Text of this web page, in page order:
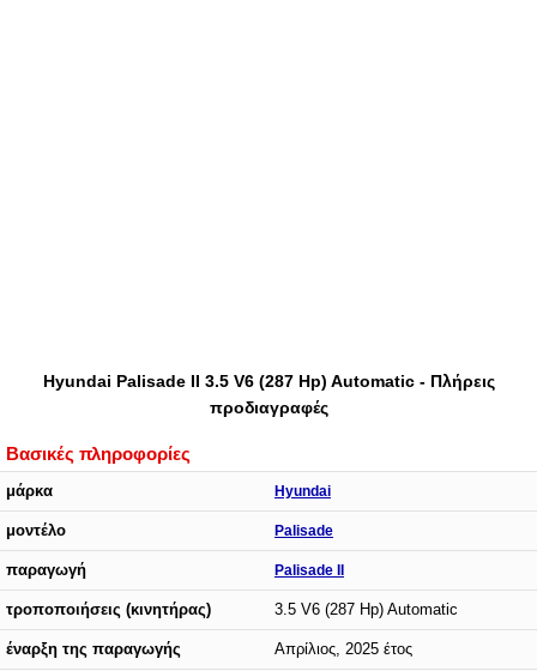
Hyundai Palisade II 3.5 V6 (287 Hp) Automatic - Πλήρεις
προδιαγραφές
Βασικές πληροφορίες
μάρκα Hyundai
μοντέλο Palisade
παραγωγή Palisade II
τροποποιήσεις (κινητήρας) 3.5 V6 (287 Hp) Automatic
έναρξη της παραγωγής Απρίλιος, 2025 έτος